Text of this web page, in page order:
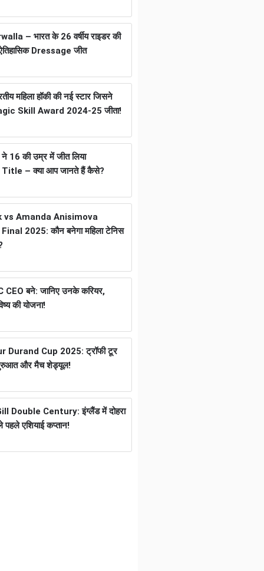
– भारत के 26 वर्षीय राइडर की
Dressage जीत
महिला हॉकी की नई स्टार जिसने
Skill Award 2024-25 जीता!
16 की उम्र में जीत लिया
– क्या आप जानते हैं कैसे?
vs Amanda Anisimova
2025: कौन बनेगा महिला टेनिस
CEO बने: जानिए उनके करियर,
की योजना!
Durand Cup 2025: ट्रॉफी टूर
और मैच शेड्यूल!
Double Century: इंग्लैंड में दोहरा
एशियाई कप्तान!